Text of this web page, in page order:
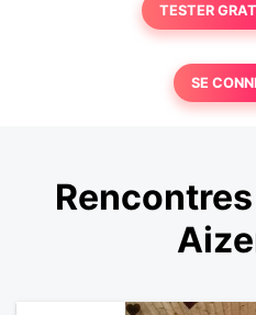
TESTER
SE